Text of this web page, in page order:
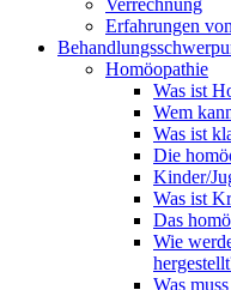
Verrechnung
Erfahrungen
Homöopathie
Was ist
Wem
Was ist
Die
Kinder/
Was ist
Das
Wie
Was